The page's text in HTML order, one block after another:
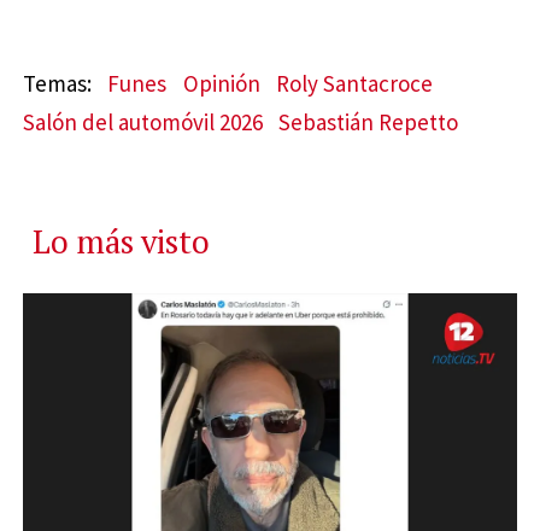
Funes Opinión
Roly Santacroce
Salón del automóvil 2026 Sebastián Repetto
Lo más visto